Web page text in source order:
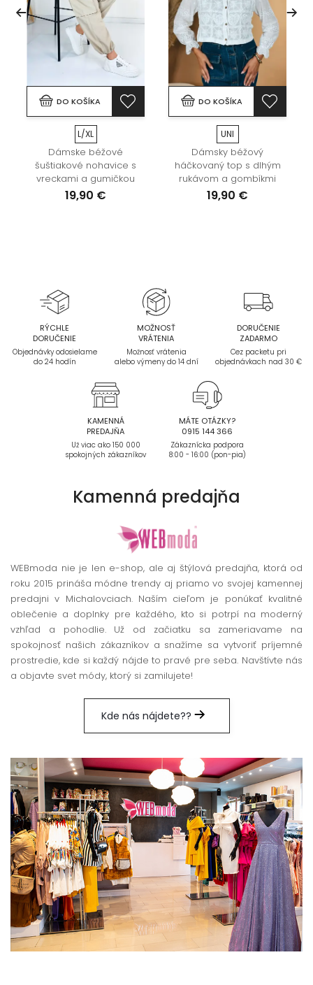
DO KOŠÍKA
L/XL
Dámske béžové
šuštiakové nohavice s
vreckami a gumičkou
19,90 €
DO KOŠÍKA
UNI
Dámsky béžový
háčkovaný top s dlhým
rukávom a gombíkmi
19,90 €
RÝCHLE
DORUČENIE
Objednávky odosielame
do 24 hodín
MOŽNOSŤ
VRÁTENIA
Možnosť vrátenia
alebo výmeny do 14 dní
DORUČENIE
ZADARMO
Cez packetu pri
objednávkach nad 30 €
KAMENNÁ
PREDAJŇA
Už viac ako 150 000
spokojných zákazníkov
MÁTE OTÁZKY?
0915 144 366
Zákaznícka podpora
8:00 - 16:00 (pon-pia)
Kamenná predajňa
WEBmoda nie je len e-shop, ale aj štýlová predajňa, ktorá od
roku 2015 prináša módne trendy aj priamo vo svojej kamennej
predajni v Michalovciach. Naším cieľom je ponúkať kvalitné
oblečenie a doplnky pre každého, kto si potrpí na moderný
vzhľad a pohodlie. Už od začiatku sa zameriavame na
spokojnosť našich zákazníkov a snažíme sa vytvoriť príjemné
prostredie, kde si každý nájde to pravé pre seba. Navštívte nás
a objavte svet módy, ktorý si zamilujete!
Kde nás nájdete??